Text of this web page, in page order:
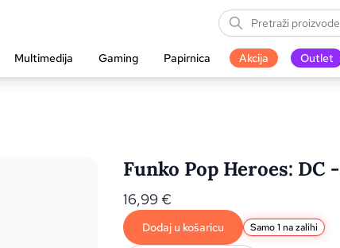
Multimedija Gaming Papirnica Akcija Outlet
Funko Pop Heroes: DC
16,99 €
Dodaj u košaricu Samo 1 na zalihi